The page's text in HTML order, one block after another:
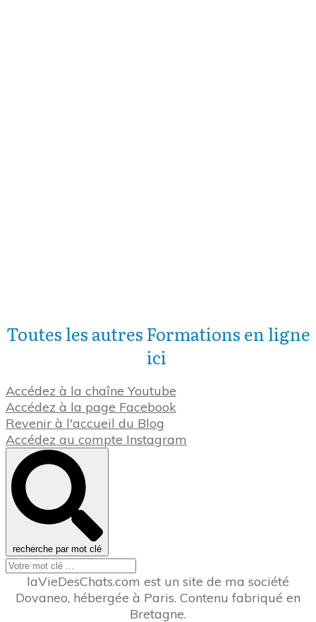
Toutes les autres Formations en ligne
ici
Accédez à la chaîne Youtube
Accédez à la page Facebook
Revenir à l'accueil du Blog
Accédez au compte Instagram
recherche par mot clé
laVieDesChats.com est un site de ma société
Dovaneo, hébergée à Paris. Contenu fabriqué en
Bretagne.